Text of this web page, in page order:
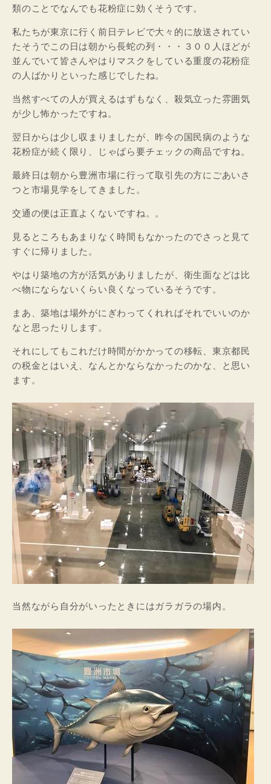
類のことでなんでも花粉症に効くそうです。
私たちが東京に行く前日テレビで大々的に放送されてい
たそうでこの日は朝から長蛇の列・・・３００人ほどが
並んでいて皆さんやはりマスクをしている重度の花粉症
の人ばかりといった感じでしたね。
当然すべての人が買えるはずもなく、殺気立った雰囲気
が少し怖かったですね。
翌日からは少し収まりましたが、昨今の国民病のような
花粉症が続く限り、じゃばら要チェックの商品ですね。
最終日は朝から豊洲市場に行って取引先の方にごあいさ
つと市場見学をしてきました。
交通の便は正直よくないですね。。
見るところもあまりなく時間もなかったのでさっと見て
すぐに帰りました。
やはり築地の方が活気がありましたが、衛生面などは比
べ物にならないくらい良くなっているそうです。
まあ、築地は場外がにぎわってくれればそれでいいのか
なと思ったりします。
それにしてもこれだけ時間がかかっての移転、東京都民
の税金とはいえ、なんとかならなかったのかな、と思い
ます。
当然ながら自分がいったときにはガラガラの場内。